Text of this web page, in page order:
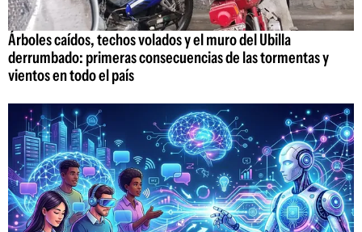
Árboles caídos, techos volados y el muro del Ubilla
derrumbado: primeras consecuencias de las tormentas y
vientos en todo el país